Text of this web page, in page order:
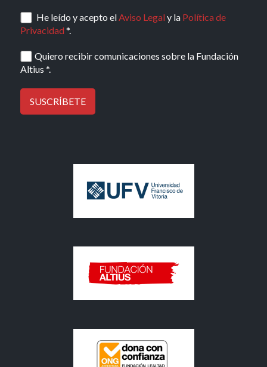
He leído y acepto elAviso Legaly la Política de
Privacidad*.
Quiero recibir comunicaciones sobre la Fundación
Altius *.